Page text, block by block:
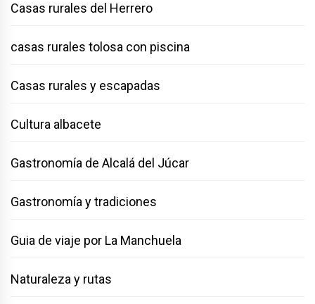
Casas rurales del Herrero
casas rurales tolosa con piscina
Casas rurales y escapadas
Cultura albacete
Gastronomía de Alcalá del Júcar
Gastronomía y tradiciones
Guia de viaje por La Manchuela
Naturaleza y rutas